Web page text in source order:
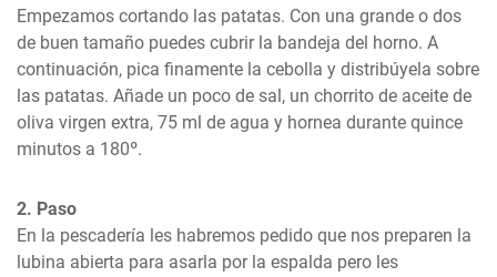
Empezamos cortando las patatas. Con una grande o dos
de buen tamaño puedes cubrir la bandeja del horno. A
continuación, pica finamente la cebolla y distribúyela sobre
las patatas. Añade un poco de sal, un chorrito de aceite de
oliva virgen extra, 75 ml de agua y hornea durante quince
minutos a 180º.
2. Paso
En la pescadería les habremos pedido que nos preparen la
lubina abierta para asarla por la espalda pero les